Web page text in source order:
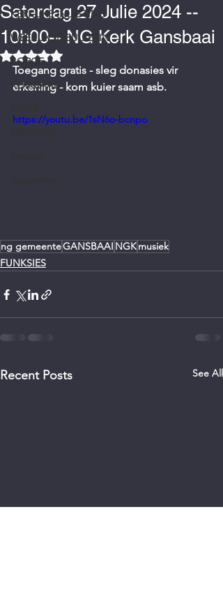
KERKLIKE INLIGTING
WEEKLIKSE BULLETIN
BORGE
KERKRAAD
Saterdag 27 Julie 2024 --
10h00-- NG Kerk Gansbaai
Rated NaN out of 5 stars.
Toegang gratis - sleg donasies vir
erkening - kom kuier saam asb.
https://youtu.be/1sN6o-bcnpo
ng gemeenteGANSBAAI NGKmusiek
FUNKSIES
Recent Posts See All